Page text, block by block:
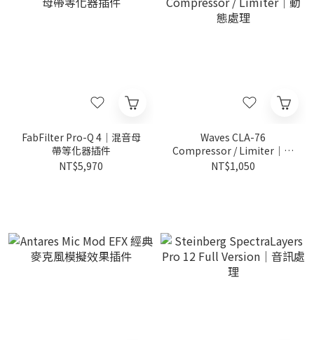
FabFilter Pro-Q 4｜混音母
帶等化器插件
NT$5,970
Waves CLA-76
Compressor / Limiter｜動
態處理
NT$1,050